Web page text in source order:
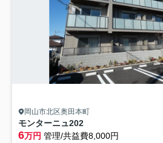
岡山市北区奥田本町
モンターニュ202
6万円 管理/共益費8,000円